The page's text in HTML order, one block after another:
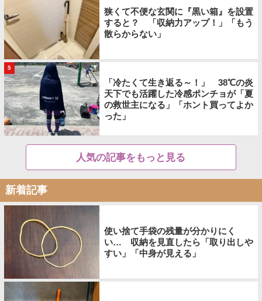
狭くて不便な玄関に『黒い箱』を設置
すると？ 「収納力アップ！」「もう
散らからない」
5
「冷たくて生き返る～！」 38℃の炎
天下でも活躍した冷感ポンチョが「夏
の救世主になる」「ホント買ってよか
った」
人気の記事をもっと見る
新着記事
使い捨て手袋の残量が分かりにく
い… 収納を見直したら「取り出しや
すい」「中身が見える」